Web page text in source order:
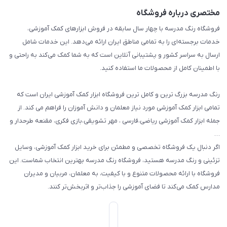
تزئین کلاس
طرح های تشویقی
گیفت ها و جوایز
سایر محصولات
مختصری درباره فروشگاه
فروشگاه رنگ مدرسه با چهار سال سابقه در فروش ابزارهای کمک آموزشی،
خدمات برجسته‌ای را به تمامی مناطق ایران ارائه می‌دهد. این خدمات شامل
ارسال به سراسر کشور و پشتیبانی آنلاین است که به شما کمک می‌کند به راحتی و
با اطمینان کامل از محصولات ما استفاده کنید.
رنگ مدرسه بزرگ ترین و کامل ترین فروشگاه ابزار کمک آموزشی ایران است که
تمامی ابزار کمک آموزشی مورد نیاز معلمان و دانش آموزان را فراهم می کند. از
جمله ابزار کمک آموزشی ریاضی،فارسی ، مهر تشویقی،بازی فکری، مقنعه طرحدار و
…
اگر دنبال یک فروشگاه تخصصی و مطمئن برای خرید ابزار کمک آموزشی، وسایل
تزئینی و رنگ مدرسه هستید، فروشگاه رنگ مدرسه بهترین انتخاب شماست. این
فروشگاه با ارائه محصولات متنوع و با کیفیت، به معلمان، مربیان و مدیران
مدارس کمک می‌کند تا فضای آموزشی را جذاب‌تر و اثربخش‌تر کنند.